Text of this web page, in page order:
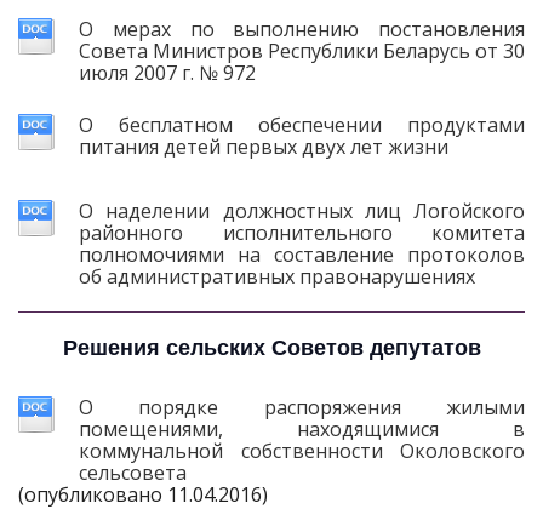
О мерах по выполнению постановления
Совета Министров Республики Беларусь от 30
июля 2007 г. № 972
О бесплатном обеспечении продуктами
питания детей первых двух лет жизни
О наделении должностных лиц Логойского
районного исполнительного комитета
полномочиями на составление протоколов
об административных правонарушениях
Решения сельских Советов депутатов
О порядке распоряжения жилыми
помещениями, находящимися в
коммунальной собственности Околовского
сельсовета
(опубликовано 11.04.2016)